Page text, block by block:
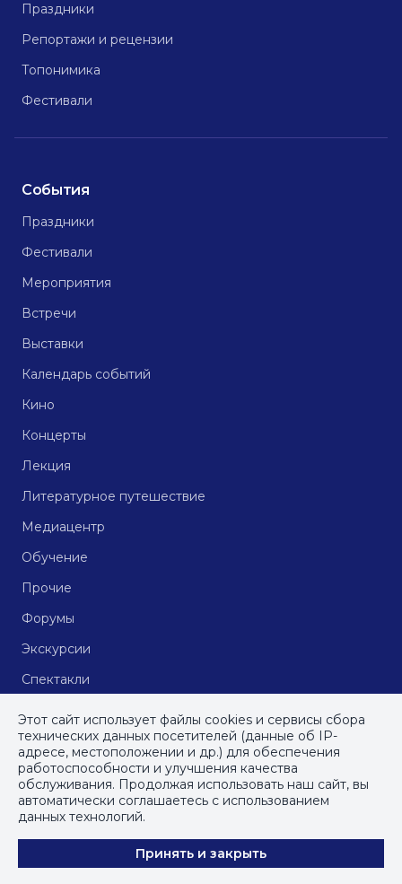
Праздники
Репортажи и рецензии
Топонимика
Фестивали
События
Праздники
Фестивали
Мероприятия
Встречи
Выставки
Календарь событий
Кино
Концерты
Лекция
Литературное путешествие
Медиацентр
Обучение
Прочие
Форумы
Экскурсии
Спектакли
© СПб ГБУДПО«Институт культурных программ», 2023
ПОЛИТИКА КОНФИДЕНЦИАЛЬНОСТИ
Этот сайт использует файлы cookies и сервисы сбора
технических данных посетителей (данные об IP-
адресе, местоположении и др.) для обеспечения
работоспособности и улучшения качества
обслуживания. Продолжая использовать наш сайт, вы
автоматически соглашаетесь с использованием
данных технологий.
Принять и закрыть